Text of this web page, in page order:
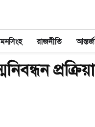
রাজনীতি